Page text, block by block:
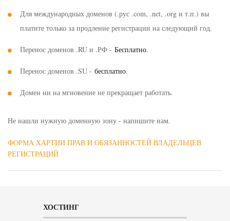
Для международных доменов (.рус .com, .net, .org и т.п.) вы
платите только за продление регистрации на следующий год.
Перенос доменов .RU и .РФ - Бесплатно.
Перенос доменов .SU - бесплатно.
Домен ни на мгновение не прекращает работать.
Не нашли нужную доменную зону - напишите нам.
ФОРМА ХАРТИИ ПРАВ И ОБЯЗАННОСТЕЙ ВЛАДЕЛЬЦЕВ
РЕГИСТРАЦИЙ
ХОСТИНГ